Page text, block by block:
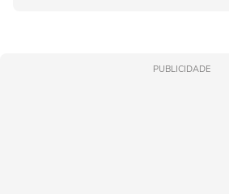
PUBLICIDADE